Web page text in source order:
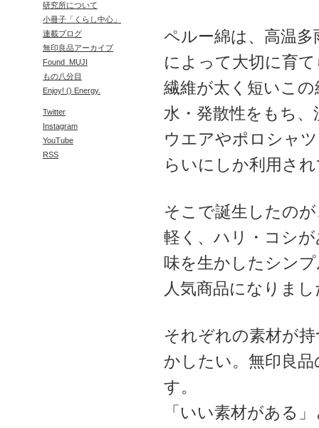
研究所について
小冊子「くらし中心」
連載ブログ
無印良品アーカイブ
Found_MUJI
もの八分目
Enjoy! () Energy.
Twitter
Instagram
YouTube
RSS
ペルー綿は、高温
によって大切に育
繊維が太く短いこ
水・発散性をもち
ウエアやポロシャ
らいにしか利用さ
そこで誕生したの
軽く、ハリ・コシ
味を生かしたシン
人気商品になりまし
それぞれの素材が
かしたい。無印良
す。
「いい素材がある